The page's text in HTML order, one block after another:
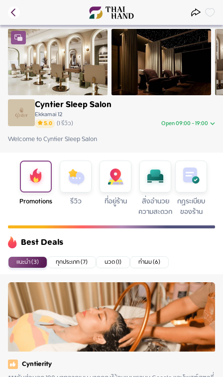
Cyntier Sleep Salon
Ekkamai 12
5.0 (1รีวิว) Open 09:00 - 19:00
Saturday
Monday 09:00 - 19:00
Tuesday 09:00 - 19:00
Wednesday 09:00 - 19:00
Thursday 09:00 - 19:00
Friday 09:00 - 19:00
Welcome to Cyntier Sleep Salon
Promotions รีวิว ที่อยู่ร้าน สิ่งอำนวย
ความสะดวก
กฏระเบียบ
ของร้าน
Best Deals
แนะนำ (3) ทุกประเภท (7) นวด (1) ทำผม (6)
Cyntierity